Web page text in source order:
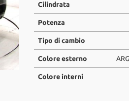
Cilindrata
Potenza
Tipo di cambio
Colore esterno
Colore interni